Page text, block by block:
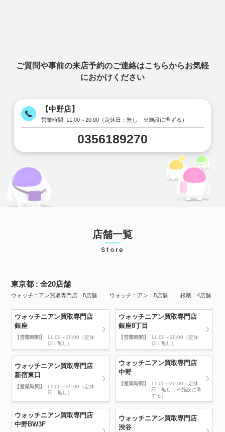
ご質問や事前の来店予約のご連絡はこちらからお気軽
におかけください
【中野店】
営業時間: 11:00～20:00（定休日：無し ※施設に準ずる）
0356189270
店舗一覧
Store
東京都 : 全20店舗
ウォッチニアン買取専門店：8店舗 ウォッチニアン：8店舗 銀蔵：4店舗
ウォッチニアン買取専門店
銀座
【営業時間】
11:00～20:00（定休
日：無し）
ウォッチニアン買取専門店
銀座8丁目
【営業時間】
11:00～20:00（定休
日：無し）
ウォッチニアン買取専門店
新宿東口
【営業時間】
11:00～20:00（定休
日：無し）
ウォッチニアン買取専門店
中野
【営業時間】
11:00～20:00（定休
日：無し ※施設に準
ずる）
ウォッチニアン買取専門店
中野BW3F
ウォッチニアン買取専門店
渋谷